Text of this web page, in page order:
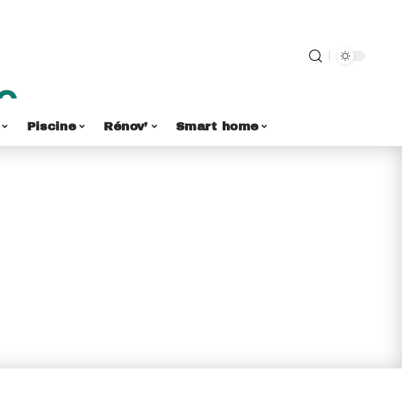
Piscine Rénov’ Smart home